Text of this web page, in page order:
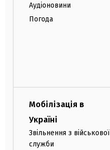
Аудіоновини
Погода
Мобілізація в
Україні
Звільнення з військової
служби